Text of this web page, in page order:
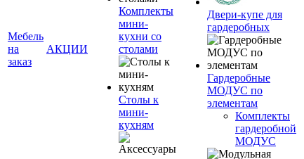
Мебель
на
заказ
АКЦИИ
Комплекты
мини-
кухни со
столами
Столы к
мини-
кухням
Двери-купе для
гардеробных
Гардеробные
МОДУС по
элементам
Комплекты
гардеробной
МОДУС